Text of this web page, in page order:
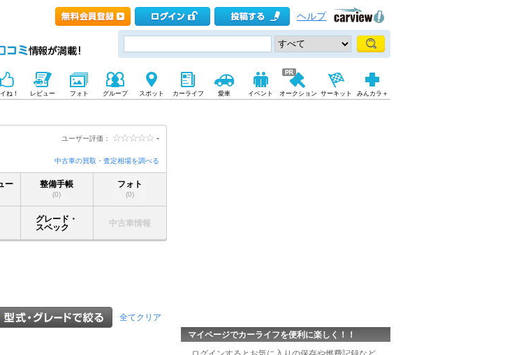
ヘルプ
ね！ レビュー フォト グループ スポット カーライフ 愛車 イベント オークション サーキット みんカラ＋
ユーザー評価： -
中古車の買取・査定相場を調べる
ー 整備手帳
(0)
フォト
(0)
グレード・
スペック
中古車情報
全てクリア
マイページでカーライフを便利に楽しく！！